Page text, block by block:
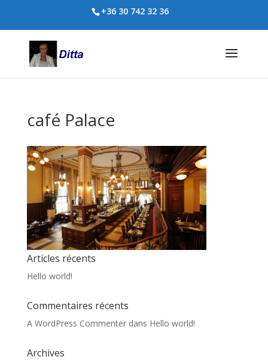
+36 30 742 32 36
café Palace
Articles récents
Hello world!
Commentaires récents
A WordPress Commenterdans Hello world!
Archives